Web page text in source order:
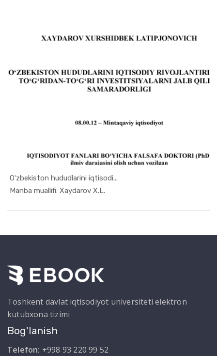
Oʻzbekiston hududlarini iqtisodi...
Manba muallifi: Xaydarov X.L.In Mintaqa...
Toshkent davlat iqtisodiyot universiteti elektron
kutubxona tizimi
Bog'lanish
Telefon: +998 93 220 99 52